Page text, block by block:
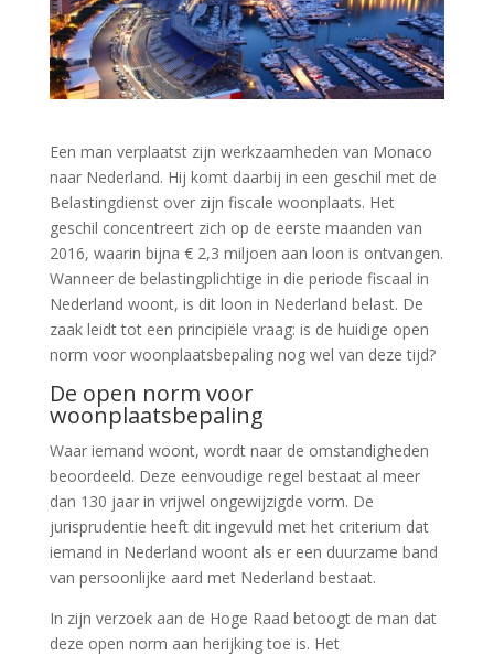
Een man verplaatst zijn werkzaamheden van Monaco
naar Nederland. Hij komt daarbij in een geschil met de
Belastingdienst over zijn fiscale woonplaats. Het
geschil concentreert zich op de eerste maanden van
2016, waarin bijna € 2,3 miljoen aan loon is ontvangen.
Wanneer de belastingplichtige in die periode fiscaal in
Nederland woont, is dit loon in Nederland belast. De
zaak leidt tot een principiële vraag: is de huidige open
norm voor woonplaatsbepaling nog wel van deze tijd?
De open norm voor
woonplaatsbepaling
Waar iemand woont, wordt naar de omstandigheden
beoordeeld. Deze eenvoudige regel bestaat al meer
dan 130 jaar in vrijwel ongewijzigde vorm. De
jurisprudentie heeft dit ingevuld met het criterium dat
iemand in Nederland woont als er een duurzame band
van persoonlijke aard met Nederland bestaat.
In zijn verzoek aan de Hoge Raad betoogt de man dat
deze open norm aan herijking toe is. Het